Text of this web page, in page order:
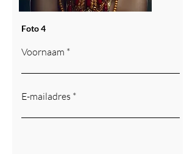
Foto 4
Voornaam
E-mailadres